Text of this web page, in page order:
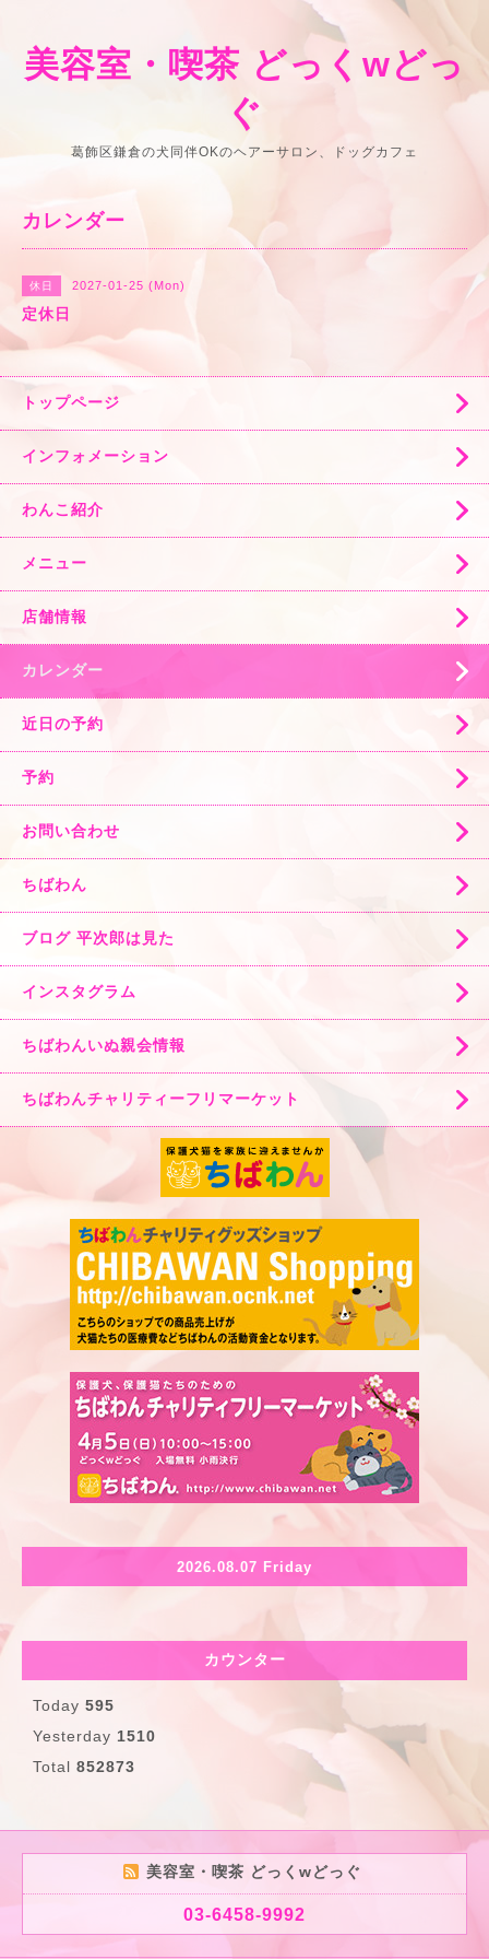
美容室・喫茶 どっくwどっ
ぐ
葛飾区鎌倉の犬同伴OKのヘアーサロン、ドッグカフェ
カレンダー
休日 2027-01-25 (Mon)
定休日
トップページ
インフォメーション
わんこ紹介
メニュー
店舗情報
カレンダー
近日の予約
予約
お問い合わせ
ちばわん
ブログ 平次郎は見た
インスタグラム
ちばわんいぬ親会情報
ちばわんチャリティーフリマーケット
2026.08.07 Friday
カウンター
Today 595
Yesterday 1510
Total 852873
美容室・喫茶 どっくwどっぐ
03-6458-9992